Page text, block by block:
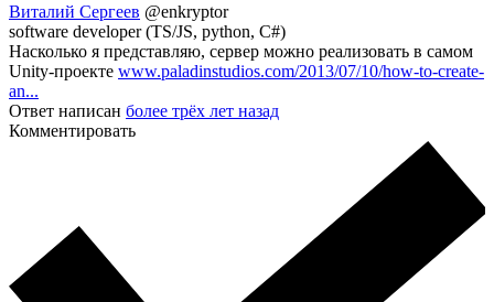
Виталий Сергеев @enkryptor
software developer (TS/JS, python, C#)
Насколько я представляю, сервер можно реализовать в самом
Unity-проекте www.paladinstudios.com/2013/07/10/how-to-create-
an...
Ответ написан более трёх лет назад
Комментировать